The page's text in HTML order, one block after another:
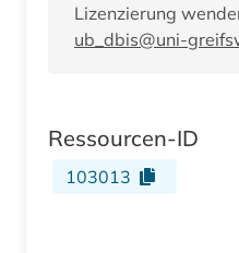
Lizenzierung
ub_dbis@uni-
Ressourcen-ID
103013